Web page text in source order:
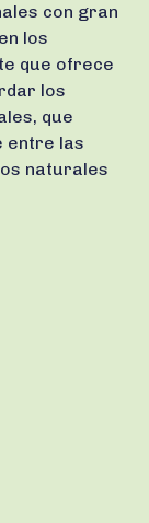
con gran
los
que ofrece
los
que
entre las
naturales